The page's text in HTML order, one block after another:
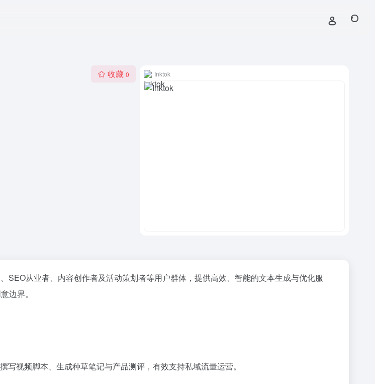
收藏 0 Inktok
SEO从业者、内容创作者及活动策划者等用户群体，提供高效、智能的文本生成与优化服
边界。
视频脚本、生成种草笔记与产品测评，有效支持私域流量运营。